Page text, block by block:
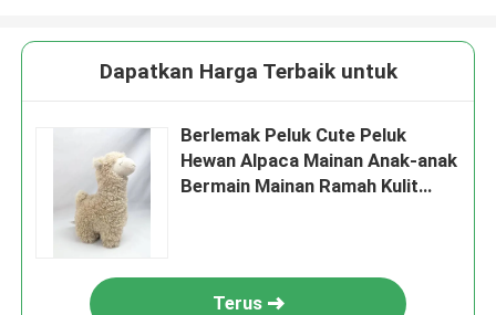
Dapatkan Harga Terbaik untuk
Berlemak Peluk Cute Peluk
Hewan Alpaca Mainan Anak-anak
Bermain Mainan Ramah Kulit
Terus